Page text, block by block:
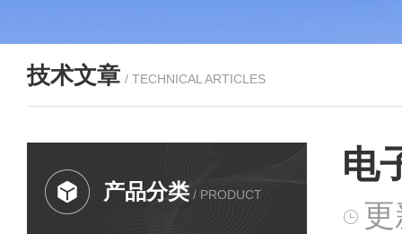
技术文章 / TECHNICAL ARTICLES
产品分类 / PRODUCT
电